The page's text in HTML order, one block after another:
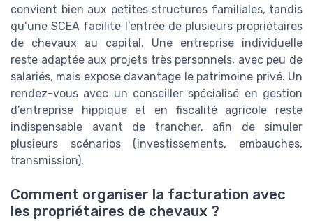
convient bien aux petites structures familiales, tandis
qu’une SCEA facilite l’entrée de plusieurs propriétaires
de chevaux au capital. Une entreprise individuelle
reste adaptée aux projets très personnels, avec peu de
salariés, mais expose davantage le patrimoine privé. Un
rendez-vous avec un conseiller spécialisé en gestion
d’entreprise hippique et en fiscalité agricole reste
indispensable avant de trancher, afin de simuler
plusieurs scénarios (investissements, embauches,
transmission).
Comment organiser la facturation avec
les propriétaires de chevaux ?